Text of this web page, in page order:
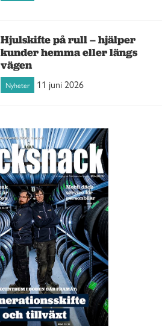
Hjulskifte på rull – hjälper
kunder hemma eller längs
vägen
Nyheter 11 juni 2026